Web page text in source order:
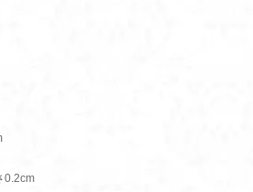
0.2cm